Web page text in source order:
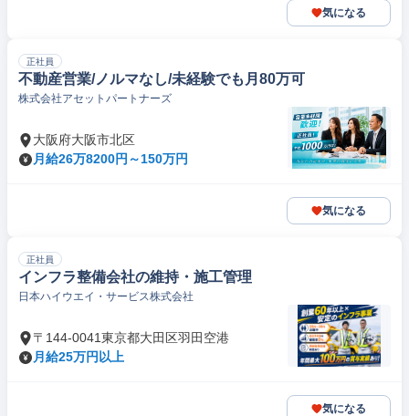
気になる
正社員
不動産営業/ノルマなし/未経験でも月80万可
株式会社アセットパートナーズ
大阪府大阪市北区
月給26万8200円～150万円
気になる
正社員
インフラ整備会社の維持・施工管理
日本ハイウエイ・サービス株式会社
〒144-0041東京都大田区羽田空港
月給25万円以上
気になる